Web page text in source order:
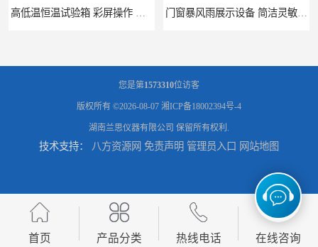
高低温恒温试验箱 彩屏操作 移动和放置方便 门窗暴风雨展示设备 简洁灵敏 灵敏方便
门窗风雨测试机 操作简单 使用寿命长 恒温恒湿试验箱制造商 操作简单 美观实用 清洁更方便
您是第1573310位访客
版权所有 ©2026-08-07 湘ICP备18002394号-4
湖南兰思仪器有限公司 保留所有权利.
技术支持： 八方资源网 免责声明 管理员入口 网站地图
首页 产品分类 热线电话 在线咨询